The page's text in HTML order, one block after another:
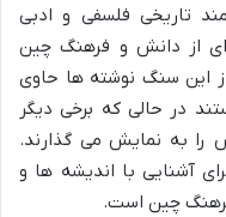
تاریخی فلسفی و ادبی
از دانش و فرهنگ چین
این سنگ نوشته ها حاوی
در حالی که برخی دیگر
را به نمایش می گذارند.
آشنایی با اندیشه ها و
چین است.